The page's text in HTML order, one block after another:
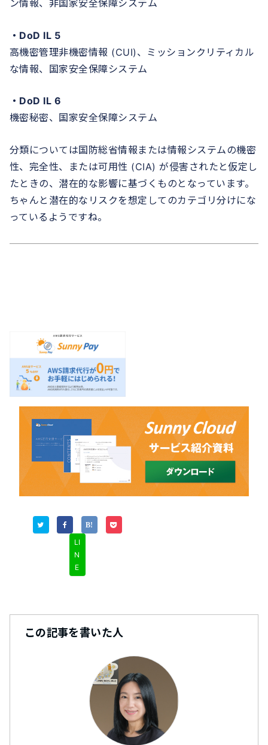
ン情報、非国家安全保障システム
・DoD IL 5
高機密管理非機密情報 (CUI)、ミッションクリティカル
な情報、国家安全保障システム
・DoD IL 6
機密秘密、国家安全保障システム
分類については国防総省情報または情報システムの機密
性、完全性、または可用性 (CIA) が侵害されたと仮定し
たときの、潜在的な影響に基づくものとなっています。
ちゃんと潜在的なリスクを想定してのカテゴリ分けにな
っているようですね。
LI
N
E
この記事を書いた人